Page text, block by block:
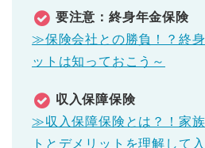
要注意：終身年金保険
≫保険会社との勝負！？終
ットは知っておこう～
収入保障保険
≫収入保障保険とは？！家
トとデメリットを理解して入